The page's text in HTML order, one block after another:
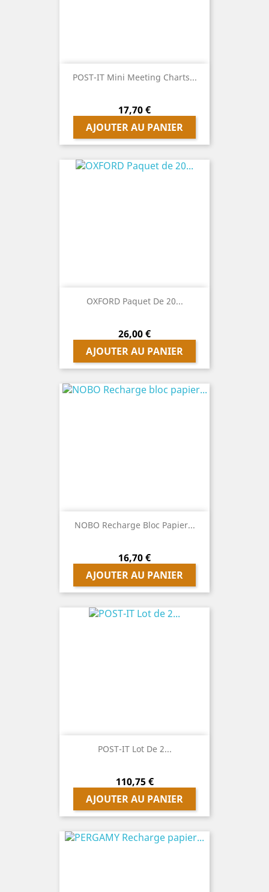
POST-IT Mini Meeting Charts...
Prix
17,70 €
AJOUTER AU PANIER
OXFORD Paquet De 20...
Prix
26,00 €
AJOUTER AU PANIER
NOBO Recharge Bloc Papier...
Prix
16,70 €
AJOUTER AU PANIER
POST-IT Lot De 2...
Prix
110,75 €
AJOUTER AU PANIER